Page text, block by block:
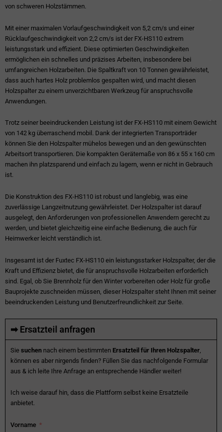
von schweren Holzstämmen.
Mit einer maximalen Vorlaufgeschwindigkeit von 5,2 cm/s und einer
Rücklaufgeschwindigkeit von 2,2 cm/s ist der FX-HS110 extrem
leistungsstark und effizient. Diese optimierten Geschwindigkeiten
ermöglichen ein schnelles und präzises Arbeiten, insbesondere bei
umfangreichen Holzarbeiten. Die Spaltkraft von 10 Tonnen gewährleistet,
dass auch hartes Holz problemlos gespalten wird, und macht diesen
Holzspalter zu einem unverzichtbaren Werkzeug für anspruchsvolle
Anwendungen.
Trotz seiner beeindruckenden Leistung ist der FX-HS110 mit einem Gewicht
von 142 kg überraschend mobil. Dank der integrierten Transporträder
können Sie den Holzspalter mühelos bewegen und an den gewünschten
Arbeitsort transportieren. Die kompakten Gerätemaße von 86 x 55 x 160 cm
machen ihn platzsparend und einfach zu lagern, wenn er nicht in Gebrauch
ist.
Die Konstruktion des FX-HS110 ist robust und langlebig, was eine
zuverlässige Langzeitnutzung gewährleistet. Der Holzspalter ist darauf
ausgelegt, den Anforderungen von professionellen Anwendern gerecht zu
werden, und bietet gleichzeitig eine einfache Bedienung, die auch für
Heimwerker leicht verständlich ist.
Insgesamt ist der Fuxtec FX-HS110 ein leistungsstarker Holzspalter, der die
Kraft und Effizienz bietet, die für anspruchsvolle Holzarbeiten erforderlich
sind. Egal, ob Sie Brennholz für den Winter vorbereiten oder Holz für große
Bauprojekte zuschneiden müssen, dieser Holzspalter steht Ihnen mit seiner
beeindruckenden Leistung und Benutzerfreundlichkeit zur Seite.
➡ Ersatzteil anfragen
Sie suchen nach einem bestimmten Ersatzteil für Ihren Holzspalter
können es aber nirgends finden? Füllen Sie das nachfolgende Formular
aus & ich leite Ihre Anfrage an entsprechende Händler weiter!
Ich weise darauf hin, dass die Plattform selbst keine Ersatzteile
anbietet.
Vorname